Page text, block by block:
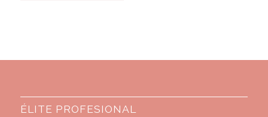
ÉLITE PROFESIONAL